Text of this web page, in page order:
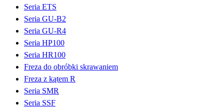
Seria ETS
Seria GU-B2
Seria GU-R4
Seria HP100
Seria HR100
Freza do obróbki skrawaniem
Freza z kątem R
Seria SMR
Seria SSF